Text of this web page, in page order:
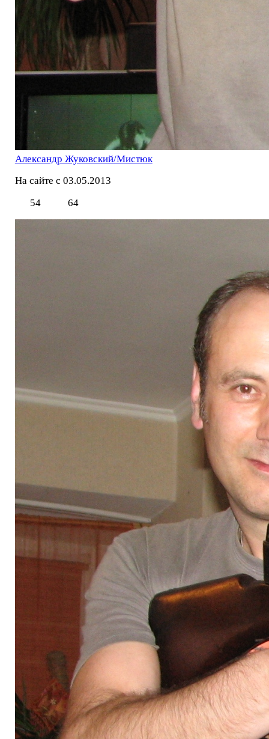
Александр Жуковский/Мистюк
На сайте с 03.05.2013
54
64